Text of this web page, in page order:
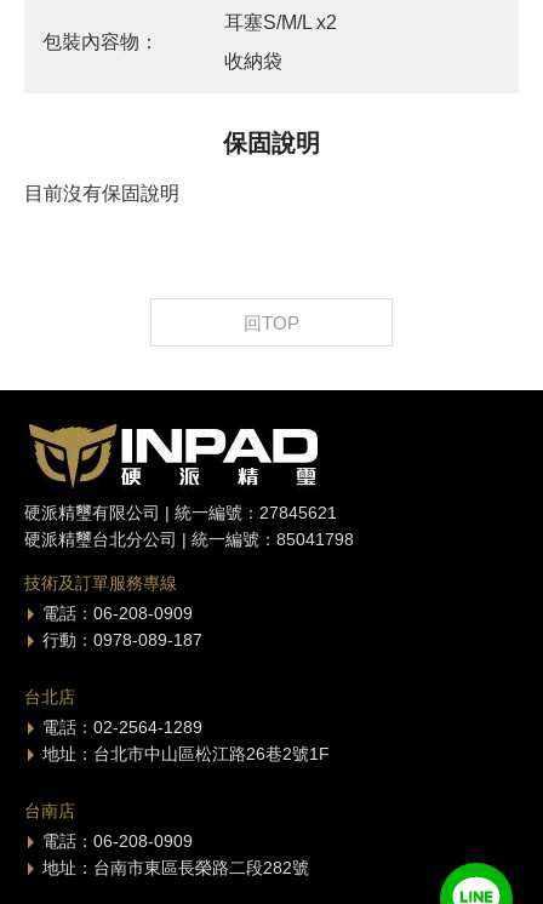
包裝內容物：
耳塞S/M/L x2
收納袋
保固說明
目前沒有保固說明
回TOP
硬派精璽有限公司 | 統一編號：27845621
硬派精璽台北分公司 | 統一編號：85041798
技術及訂單服務專線
電話：06-208-0909
行動：0978-089-187
台北店
電話：02-2564-1289
地址：台北市中山區松江路26巷2號1F
台南店
電話：06-208-0909
地址：台南市東區長榮路二段282號